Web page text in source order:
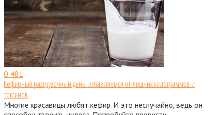
0 481
Кефирный разгрузочный день: избавляемся от лишних килограммов и
токсинов
Многие красавицы любят кефир. И это неслучайно, ведь он